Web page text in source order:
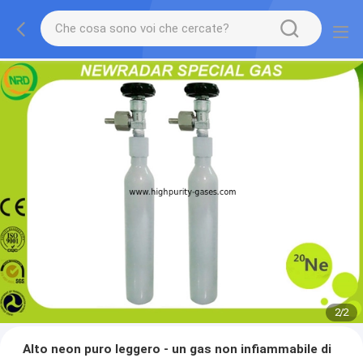
2/2
Alto neon puro leggero - un gas non infiammabile di